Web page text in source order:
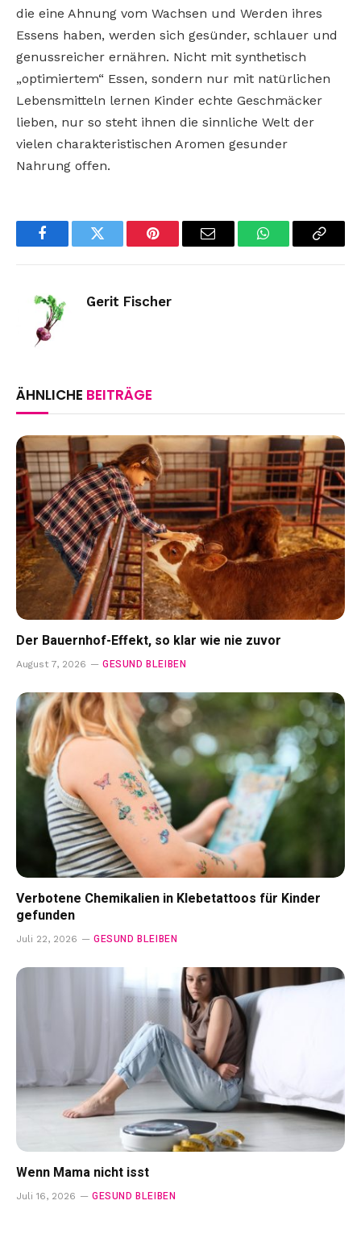
die eine Ahnung vom Wachsen und Werden ihres
Essens haben, werden sich gesünder, schlauer und
genussreicher ernähren. Nicht mit synthetisch
„optimiertem“ Essen, sondern nur mit natürlichen
Lebensmitteln lernen Kinder echte Geschmäcker
lieben, nur so steht ihnen die sinnliche Welt der
vielen charakteristischen Aromen gesunder
Nahrung offen.
FacebookTwitter Pinterest Email WhatsAppCopy
Gerit Fischer
ÄHNLICHE BEITRÄGE
Der Bauernhof-Effekt, so klar wie nie zuvor
August 7, 2026 GESUND BLEIBEN
Verbotene Chemikalien in Klebetattoos für Kinder
gefunden
Juli 22, 2026 GESUND BLEIBEN
Wenn Mama nicht isst
Juli 16, 2026 GESUND BLEIBEN